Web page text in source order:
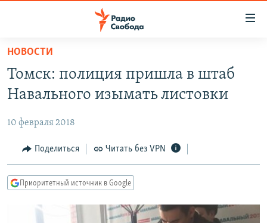
упрощенного
доступа
Вернуться
основному
Вернутся
главной
навигации
Вернутся
ЦИТАТЫ СВОБОДЫ
МНЕНИЯ
IDEL.РЕАЛИИ
КАВКАЗ.РЕАЛИИ
НОВОСТИ
Томск: полиция пришла в штаб
Навального изымать листовки
10 февраля 2018
Поделиться Читать без VPN
Приоритетный источник в Google